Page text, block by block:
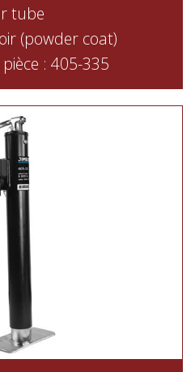
tube
(powder coat)
: 405-335